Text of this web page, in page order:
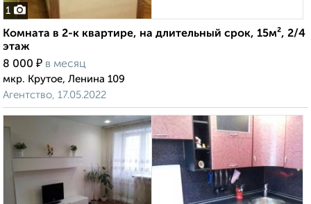
1
Комната в 2-к квартире, на длительный срок, 15м², 2/4
этаж
8 000 ₽ в месяц
мкр. Крутое, Ленина 109
Агентство, 17.05.2022